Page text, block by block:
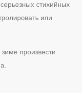
стихийных
или
произвести